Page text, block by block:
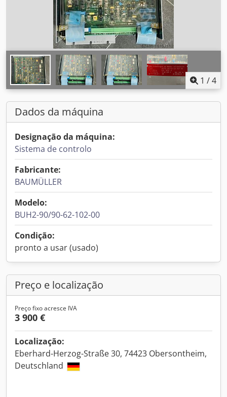
1 /4
Dados da máquina
Designação da máquina:
Sistema de controlo
Fabricante:
BAUMÜLLER
Modelo:
BUH2-90/90-62-102-00
Condição:
pronto a usar (usado)
Preço e localização
Preço fixo acresce IVA
3 900 €
Localização:
Eberhard-Herzog-Straße 30, 74423 Obersontheim,
Deutschland